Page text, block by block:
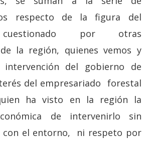
respecto de la figura del
cuestionado por otras
la región, quienes vemos y
del gobierno de
del empresariado forestal
ha visto en la región la
de intervenirlo sin
con el entorno, ni respeto por